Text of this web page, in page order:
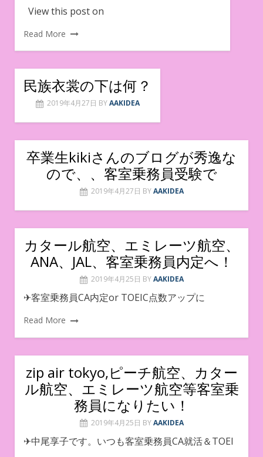
View this post on
Read More
民族衣裳の下は何？
2019年4月27日 BY AAKIDEA
卒業生kikiさんのブログが秀逸な
ので、、客室乗務員受験で
2019年4月27日 BY AAKIDEA
カタール航空、エミレーツ航空、
ANA、JAL、客室乗務員内定へ！
2019年4月25日 BY AAKIDEA
✈客室乗務員CA内定or TOEIC点数アップに
Read More
zip air tokyo,ピーチ航空、カター
ル航空、エミレーツ航空等客室乗
務員になりたい！
2019年4月25日 BY AAKIDEA
✈中尾享子です。いつも客室乗務員CA就活＆TOEI